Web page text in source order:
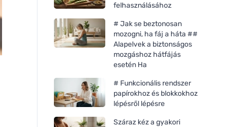
felhasználásához
# Jak se beztonosan
mozogni, ha fáj a háta ##
Alapelvek a biztonságos
mozgáshoz hátfájás
esetén Ha
# Funkcionális rendszer
papírokhoz és blokkokhoz
lépésről lépésre
Száraz kéz a gyakori